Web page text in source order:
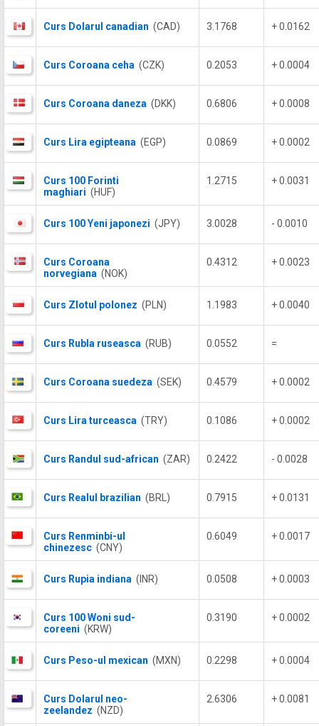
Curs Dolarul canadian (CAD) 3.1768 + 0.0162
Curs Coroana ceha (CZK) 0.2053 + 0.0004
Curs Coroana daneza (DKK) 0.6806 + 0.0008
Curs Lira egipteana (EGP) 0.0869 + 0.0002
Curs 100 Forinti
maghiari (HUF)
1.2715 + 0.0031
Curs 100 Yeni japonezi (JPY) 3.0028 - 0.0010
Curs Coroana
norvegiana (NOK)
0.4312 + 0.0023
Curs Zlotul polonez (PLN) 1.1983 + 0.0040
Curs Rubla ruseasca (RUB) 0.0552 =
Curs Coroana suedeza (SEK) 0.4579 + 0.0002
Curs Lira turceasca (TRY) 0.1086 + 0.0002
Curs Randul sud-african (ZAR) 0.2422 - 0.0028
Curs Realul brazilian (BRL) 0.7915 + 0.0131
Curs Renminbi-ul
chinezesc (CNY)
0.6049 + 0.0017
Curs Rupia indiana (INR) 0.0508 + 0.0003
Curs 100 Woni sud-
coreeni (KRW)
0.3190 + 0.0002
Curs Peso-ul mexican (MXN) 0.2298 + 0.0004
Curs Dolarul neo-
zeelandez (NZD)
2.6306 + 0.0081